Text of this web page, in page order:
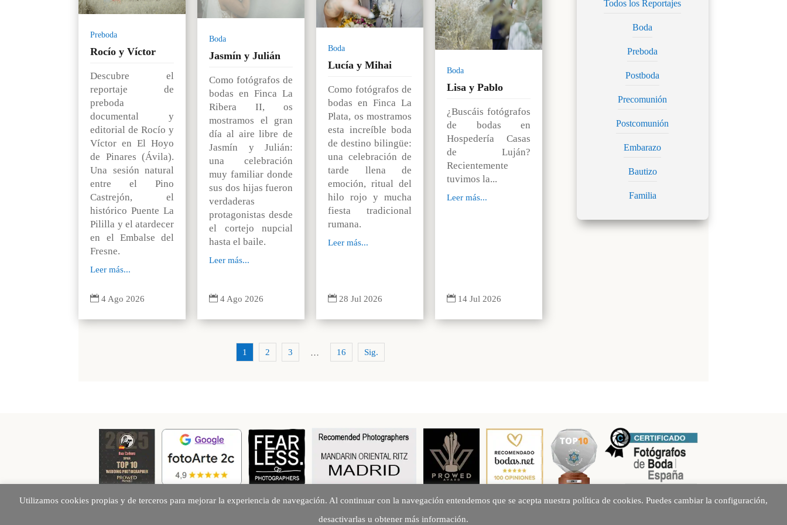
Preboda
Rocío y Víctor
Descubre el
reportaje de
preboda
documental y
editorial de Rocío y
Víctor en El Hoyo
de Pinares (Ávila).
Una sesión natural
entre el Pino
Castrejón, el
histórico Puente La
Pililla y el atardecer
en el Embalse del
Fresne.
Leer más...
 4 Ago 2026
Boda
Jasmín y Julián
Como fotógrafos de
bodas en Finca La
Ribera II, os
mostramos el gran
día al aire libre de
Jasmín y Julián:
una celebración
muy familiar donde
sus dos hijas fueron
verdaderas
protagonistas desde
el cortejo nupcial
hasta el baile.
Leer más...
 4 Ago 2026
Boda
Lucía y Mihai
Como fotógrafos de
bodas en Finca La
Plata, os mostramos
esta increíble boda
de destino bilingüe:
una celebración de
tarde llena de
emoción, ritual del
hilo rojo y mucha
fiesta tradicional
rumana.
Leer más...
 28 Jul 2026
Boda
Lisa y Pablo
¿Buscáis fotógrafos
de bodas en
Hospedería Casas
de Luján?
Recientemente
tuvimos la...
Leer más...
 14 Jul 2026
1 2 3 … 16 Sig.
Todos los Reportajes
Boda
Preboda
Postboda
Precomunión
Postcomunión
Embarazo
Bautizo
Familia
Utilizamos cookies propias y de terceros para mejorar la experiencia de navegación. Al continuar con la navegación entendemos que se acepta nuestra política de cookies. Puedes cambiar la configuración,
desactivarlas u obtener más información.